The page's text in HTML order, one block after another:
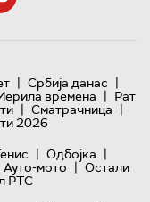
| Србија данас |
времена | Рат
| Сматрачница |
2026
| Одбојка |
Ауто-мото | Остали
РТС